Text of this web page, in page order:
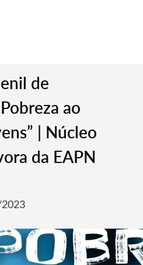
de
ao
| Núcleo
da EAPN